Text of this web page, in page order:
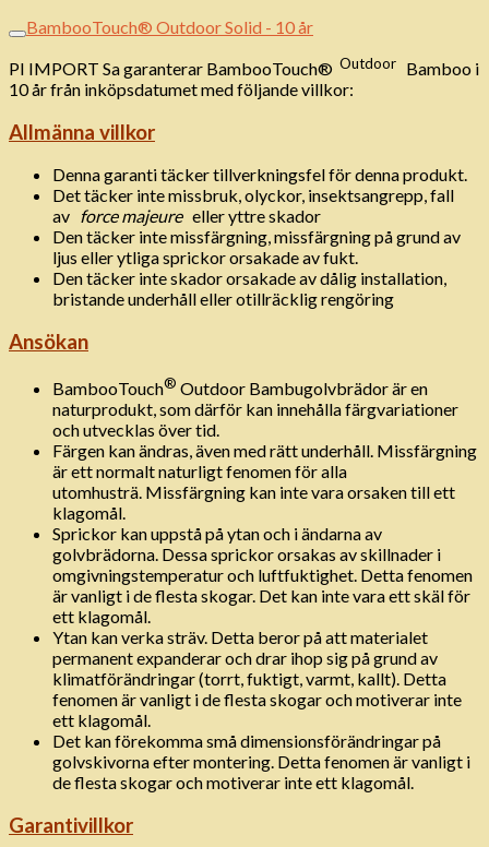
BambooTouch® Outdoor Solid - 10 år
PI IMPORT Sa garanterar BambooTouch® Outdoor Bamboo i
10 år från inköpsdatumet med följande villkor:
Allmänna villkor
Denna garanti täcker tillverkningsfel för denna produkt.
Det täcker inte missbruk, olyckor, insektsangrepp, fall
av force majeure eller yttre skador
Den täcker inte missfärgning, missfärgning på grund av
ljus eller ytliga sprickor orsakade av fukt.
Den täcker inte skador orsakade av dålig installation,
bristande underhåll eller otillräcklig rengöring
Ansökan
BambooTouch® Outdoor Bambugolvbrädor är en
naturprodukt, som därför kan innehålla färgvariationer
och utvecklas över tid.
Färgen kan ändras, även med rätt underhåll. Missfärgning
är ett normalt naturligt fenomen för alla
utomhusträ. Missfärgning kan inte vara orsaken till ett
klagomål.
Sprickor kan uppstå på ytan och i ändarna av
golvbrädorna. Dessa sprickor orsakas av skillnader i
omgivningstemperatur och luftfuktighet. Detta fenomen
är vanligt i de flesta skogar. Det kan inte vara ett skäl för
ett klagomål.
Ytan kan verka sträv. Detta beror på att materialet
permanent expanderar och drar ihop sig på grund av
klimatförändringar (torrt, fuktigt, varmt, kallt). Detta
fenomen är vanligt i de flesta skogar och motiverar inte
ett klagomål.
Det kan förekomma små dimensionsförändringar på
golvskivorna efter montering. Detta fenomen är vanligt i
de flesta skogar och motiverar inte ett klagomål.
Garantivillkor